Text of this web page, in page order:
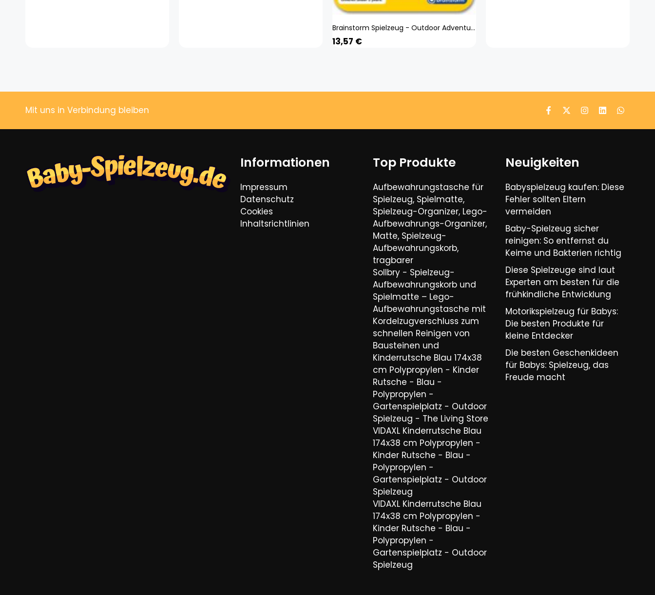
Brainstorm Spielzeug - Outdoor Adventure Kompass 362021
13,57 €
Mit uns in Verbindung bleiben
Informationen
Impressum
Datenschutz
Cookies
Inhaltsrichtlinien
Top Produkte
Aufbewahrungstasche für
Spielzeug, Spielmatte,
Spielzeug-Organizer, Lego-
Aufbewahrungs-Organizer,
Matte, Spielzeug-
Aufbewahrungskorb,
tragbarer
Sollbry - Spielzeug-
Aufbewahrungskorb und
Spielmatte – Lego-
Aufbewahrungstasche mit
Kordelzugverschluss zum
schnellen Reinigen von
Bausteinen und
Kinderrutsche Blau 174x38
cm Polypropylen - Kinder
Rutsche - Blau -
Polypropylen -
Gartenspielplatz - Outdoor
Spielzeug - The Living Store
VIDAXL Kinderrutsche Blau
174x38 cm Polypropylen -
Kinder Rutsche - Blau -
Polypropylen -
Gartenspielplatz - Outdoor
Spielzeug
VIDAXL Kinderrutsche Blau
174x38 cm Polypropylen -
Kinder Rutsche - Blau -
Polypropylen -
Gartenspielplatz - Outdoor
Spielzeug
Neuigkeiten
Babyspielzeug kaufen: Diese
Fehler sollten Eltern
vermeiden
Baby-Spielzeug sicher
reinigen: So entfernst du
Keime und Bakterien richtig
Diese Spielzeuge sind laut
Experten am besten für die
frühkindliche Entwicklung
Motorikspielzeug für Babys:
Die besten Produkte für
kleine Entdecker
Die besten Geschenkideen
für Babys: Spielzeug, das
Freude macht